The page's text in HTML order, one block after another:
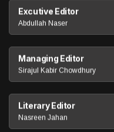
Excutive Editor
Abdullah Naser
Managing Editor
Sirajul Kabir Chowdhury
Literary Editor
Nasreen Jahan